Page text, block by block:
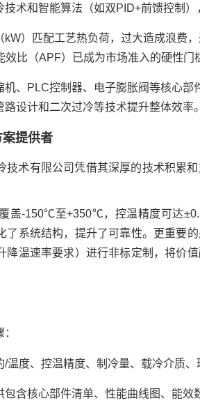
术和智能算法（如双PID+前馈控制）
kW）匹配工艺热负荷，过大造成浪费
效比（APF）已成为市场准入的硬性门
机、PLC控制器、电子膨胀阀等核心
设计和二次过冷等技术提升整体效率。
提供者
技术有限公司凭借其深厚的技术积累
盖-150℃至+350℃，控温精度可达
了系统结构，提升了可靠性。更重要
降温速率要求）进行非标定制，将价
温度、控温精度、制冷量、载冷介质、
包含核心部件清单、性能曲线图、能